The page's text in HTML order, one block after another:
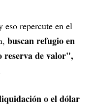
eso repercute en el
buscan refugio en
reserva de valor",
o el dólar